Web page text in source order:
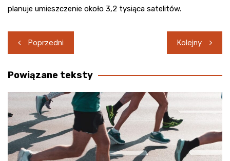
planuje umieszczenie około 3,2 tysiąca satelitów.
Nawigacja
wpisu
Poprzedni Kolejny
Powiązane teksty